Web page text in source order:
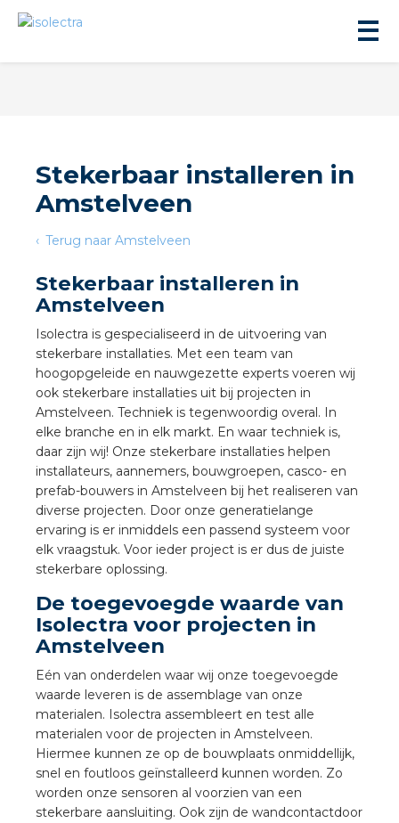
Stekerbaar installeren in
Amstelveen
Terug naar Amstelveen
Stekerbaar installeren in
Amstelveen
Isolectra is gespecialiseerd in de uitvoering van
stekerbare installaties. Met een team van
hoogopgeleide en nauwgezette experts voeren wij
ook stekerbare installaties uit bij projecten in
Amstelveen. Techniek is tegenwoordig overal. In
elke branche en in elk markt. En waar techniek is,
daar zijn wij! Onze stekerbare installaties helpen
installateurs, aannemers, bouwgroepen, casco- en
prefab-bouwers in Amstelveen bij het realiseren van
diverse projecten. Door onze generatielange
ervaring is er inmiddels een passend systeem voor
elk vraagstuk. Voor ieder project is er dus de juiste
stekerbare oplossing.
De toegevoegde waarde van
Isolectra voor projecten in
Amstelveen
Eén van onderdelen waar wij onze toegevoegde
waarde leveren is de assemblage van onze
materialen. Isolectra assembleert en test alle
materialen voor de projecten in Amstelveen.
Hiermee kunnen ze op de bouwplaats onmiddellijk,
snel en foutloos geïnstalleerd kunnen worden. Zo
worden onze sensoren al voorzien van een
stekerbare aansluiting. Ook zijn de wandcontactdoor
installeren
installeren
installeren
installeren in beton
installeren in de tuinbouw
stekerbare vlakkabel